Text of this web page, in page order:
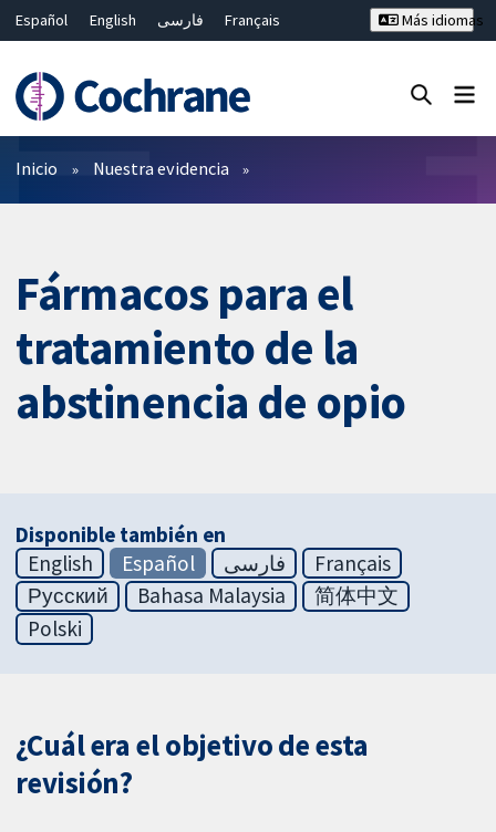
Español English فارسی
Français
Bahasa Malaysia
ไทย 繁體中文
Más idiomas
Filtros
Inicio Nuestra evidencia
Fármacos para el
tratamiento de la
abstinencia de opio
Disponible también en
English
Español فارسی
Français
Русский
Bahasa Malaysia
简体中文
Polski
¿Cuál era el objetivo de esta
revisión?